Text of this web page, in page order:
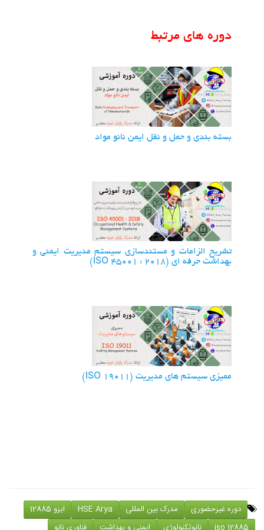
دوره های مرتبط
بسته بندی و حمل و نقل ایمن نانو مواد
تشریح الزامات و مستندسازی سیستم مدیریت ایمنی و
بهداشت حرفه ای (ISO 45001 : 2018)
ممیزی سیستم های مدیریت (ISO 19011)
دوره غیرحضوری مدرک بین المللی HSE Arya
ایزو 12885